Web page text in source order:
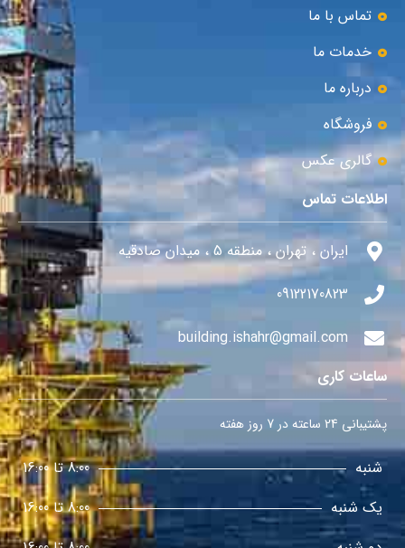
تماس با ما
خدمات ما
درباره ما
فروشگاه
گالری عکس
اطلاعات تماس
ایران ، تهران ، منطقه 5 ، میدان صادقیه
09122170823
building.ishahr@gmail.com
ساعات کاری
پشتیبانی 24 ساعته در 7 روز هفته
شنبه
8:00 تا 16:00
یک شنبه
8:00 تا 16:00